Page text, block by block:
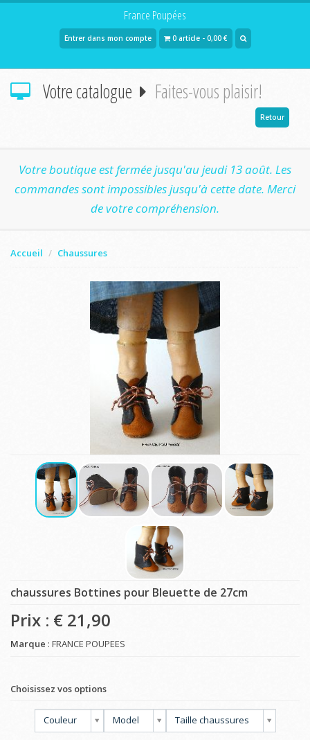
France Poupées
Entrer dans mon compte 0 article - 0,00 €
Votre catalogue Faites-vous plaisir!
Retour
Votre boutique est fermée jusqu'au jeudi 13 août. Les
commandes sont impossibles jusqu'à cette date. Merci
de votre compréhension.
Accueil Chaussures
chaussures Bottines pour Bleuette de 27cm
Prix : € 21,90
Marque : FRANCE POUPEES
Choisissez vos options
Couleur Model Taille chaussures